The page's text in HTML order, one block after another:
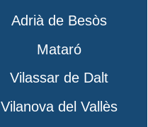
Adrià de Besòs
Mataró
Vilassar de Dalt
Vilanova del Vallès